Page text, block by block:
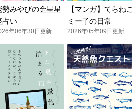
勢みやびの金星星
占い
年06年30日更新
【マンガ】てらねこ
ミー子の日常
2026年05年09日更新